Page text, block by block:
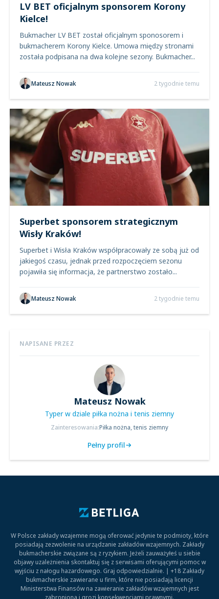
LV BET oficjalnym sponsorem Korony
Kielce!
Bukmacher LV BET został oficjalnym sponosorem i
bukmacherem Korony Kielce. Umowa między stronami
została podpisana na dwa kolejne sezony. Bukmacher...
Mateusz Nowak 2 tygodnie temu
Superbet sponsorem strategicznym
Wisły Kraków!
Superbet i Wisła Kraków współpracowały ze sobą już od
jakiegoś czasu, jednak przed rozpoczęciem sezonu
pojawiła się informacja, że partnerstwo zostało...
Mateusz Nowak 2 tygodnie temu
NAPISANE PRZEZ
Mateusz Nowak
Typer w dziale piłka nożna i tenis ziemny
Zainteresowania:Piłka nożna, tenis ziemny
Pełny profil
W Polsce zakłady wzajemne mogą oferować jedynie te podmioty, które
posiadają zezwolenie na urządzanie zakładów wzajemnych. Zakłady
bukmacherskie związane są z ryzykiem. Jeżeli zauważyłeś u siebie
objawy uzależnienia skontaktuj się z serwisami oferującymi pomoc w
wyjściu z nałogu hazardowego. Graj odpowiedzialnie. | +18 Zakłady
bukmacherskie zawierane u firm, które nie posiadają licencji
Ministerstwa Finansów na zawieranie zakładów wzajemnych jest